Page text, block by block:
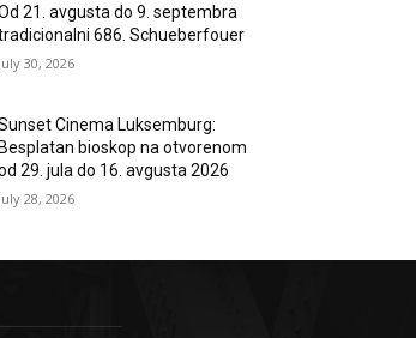
21. avgusta do 9. septembra
686. Schueberfouer
July 30, 2026
Cinema Luksemburg:
Besplatan bioskop na otvorenom
29. jula do 16. avgusta 2026
July 28, 2026